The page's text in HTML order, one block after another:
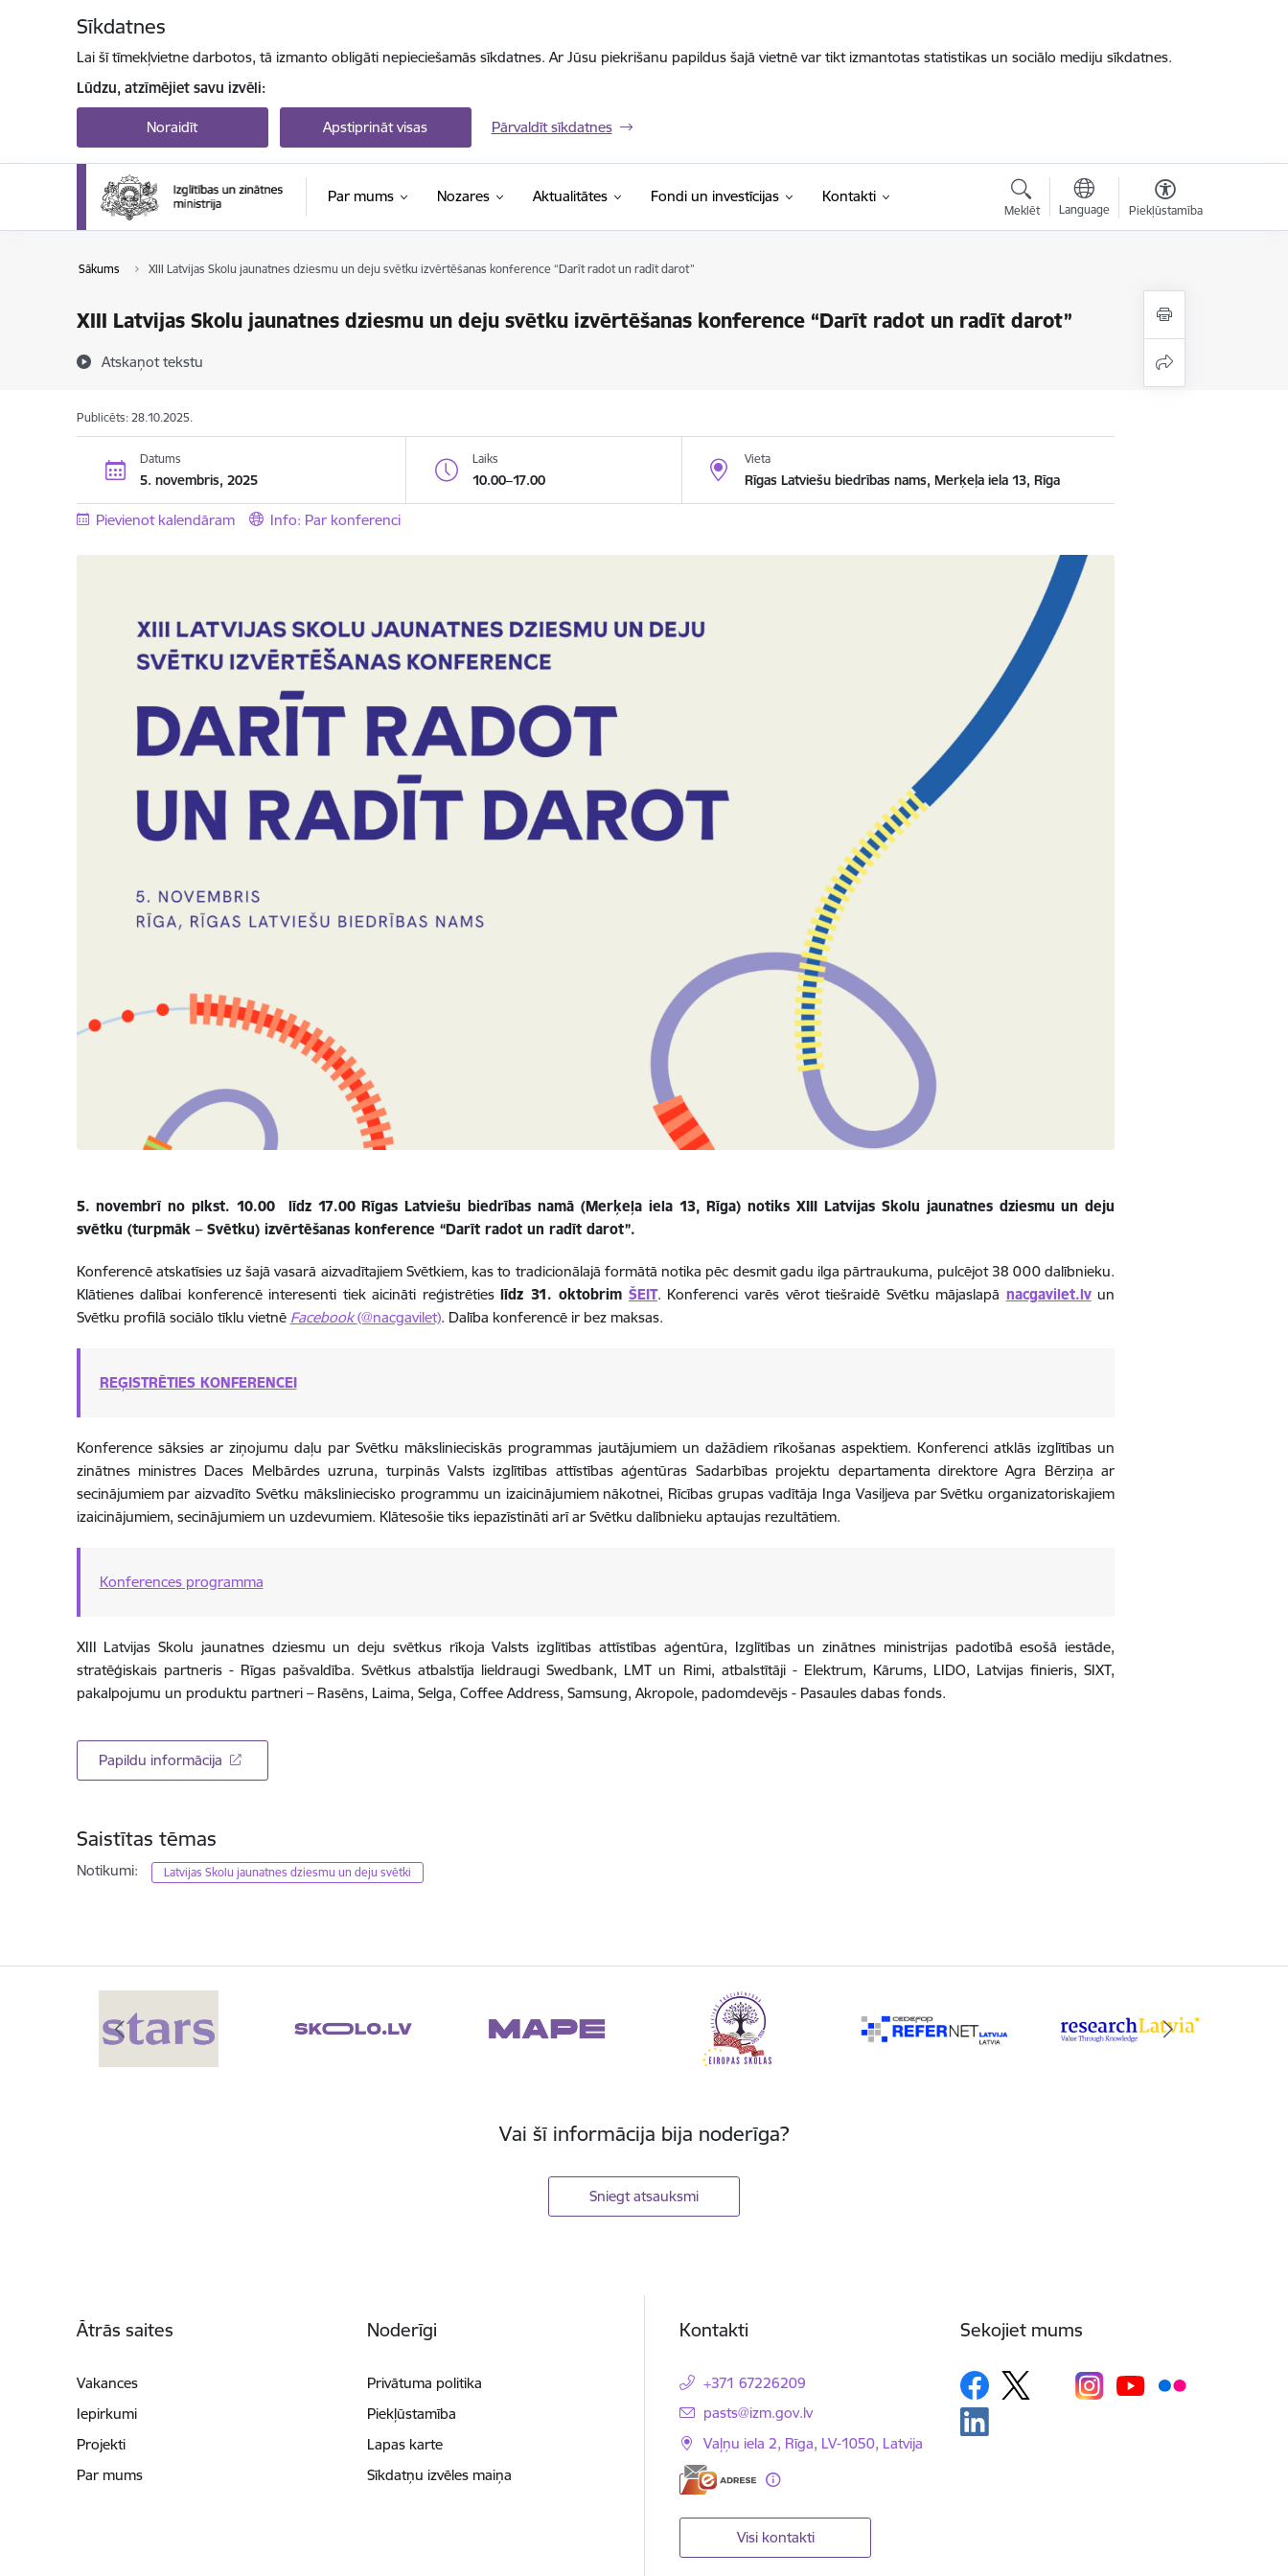
Sīkdatnes
Lai šī tīmekļvietne darbotos, tā izmanto obligāti nepieciešamās sīkdatnes. Ar Jūsu piekrišanu papildus šajā vietnē var tikt izmantotas statistikas un sociālo mediju sīkdatnes.
Lūdzu, atzīmējiet savu izvēli:
Noraidīt Apstiprināt visas Pārvaldīt sīkdatnes
Par mums Nozares Aktualitātes Fondi un investīcijas Kontakti
Meklēt Language Piekļūstamība
Sākums XIII Latvijas Skolu jaunatnes dziesmu un deju svētku izvērtēšanas konference “Darīt radot un radīt darot”
XIII Latvijas Skolu jaunatnes dziesmu un deju svētku izvērtēšanas konference “Darīt radot un radīt darot”
Atskaņot tekstu
Publicēts: 28.10.2025.
Datums
5. novembris, 2025
Laiks
10.00–17.00
Vieta
Rīgas Latviešu biedrības nams, Merķeļa iela 13, Rīga
Pievienot kalendāram Info: Par konferenci
5. novembrī no plkst. 10.00 līdz 17.00 Rīgas Latviešu biedrības namā (Merķeļa iela 13, Rīga) notiks XIII Latvijas Skolu jaunatnes dziesmu un deju
svētku (turpmāk – Svētku) izvērtēšanas konference “Darīt radot un radīt darot”.
Konferencē atskatīsies uz šajā vasarā aizvadītajiem Svētkiem, kas to tradicionālajā formātā notika pēc desmit gadu ilga pārtraukuma, pulcējot 38 000 dalībnieku.
Klātienes dalībai konferencē interesenti tiek aicināti reģistrētieslīdz 31. oktobrim ŠEIT. Konferenci varēs vērot tiešraidē Svētku mājaslapā nacgavilet.lvun
Svētku profilā sociālo tīklu vietnē Facebook(@nacgavilet). Dalība konferencē ir bez maksas.
REĢISTRĒTIES KONFERENCEI
Konference sāksies ar ziņojumu daļu par Svētku mākslinieciskās programmas jautājumiem un dažādiem rīkošanas aspektiem. Konferenci atklās izglītības un
zinātnes ministres Daces Melbārdes uzruna, turpinās Valsts izglītības attīstības aģentūras Sadarbības projektu departamenta direktore Agra Bērziņa ar
secinājumiem par aizvadīto Svētku māksliniecisko programmu un izaicinājumiem nākotnei, Rīcības grupas vadītāja Inga Vasiļjeva par Svētku organizatoriskajiem
izaicinājumiem, secinājumiem un uzdevumiem. Klātesošie tiks iepazīstināti arī ar Svētku dalībnieku aptaujas rezultātiem.
Konferences programma
XIII Latvijas Skolu jaunatnes dziesmu un deju svētkus rīkoja Valsts izglītības attīstības aģentūra, Izglītības un zinātnes ministrijas padotībā esošā iestāde,
stratēģiskais partneris - Rīgas pašvaldība. Svētkus atbalstīja lieldraugi Swedbank, LMT un Rimi, atbalstītāji - Elektrum, Kārums, LIDO, Latvijas finieris, SIXT,
pakalpojumu un produktu partneri – Rasēns, Laima, Selga, Coffee Address, Samsung, Akropole, padomdevējs - Pasaules dabas fonds.
Papildu informācija
Saistītas tēmas
Notikumi: Latvijas Skolu jaunatnes dziesmu un deju svētki
Vai šī informācija bija noderīga?
Sniegt atsauksmi
Ātrās saites
Vakances
Iepirkumi
Projekti
Par mums
Noderīgi
Privātuma politika
Piekļūstamība
Lapas karte
Sīkdatņu izvēles maiņa
Kontakti
+371 67226209
E-pasts:
pasts@izm.gov.lv
Vaļņu iela 2, Rīga, LV-1050, Latvija
Visi kontakti
Sekojiet mums